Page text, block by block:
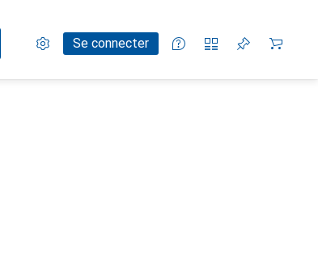
Paramètres
Compte clientSe connecter
Listes de comparaison
Listes d'envies
Panier